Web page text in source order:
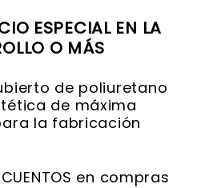
ESPECIAL EN LA
O MÁS
de poliuretano
de máxima
la fabricación
en compras